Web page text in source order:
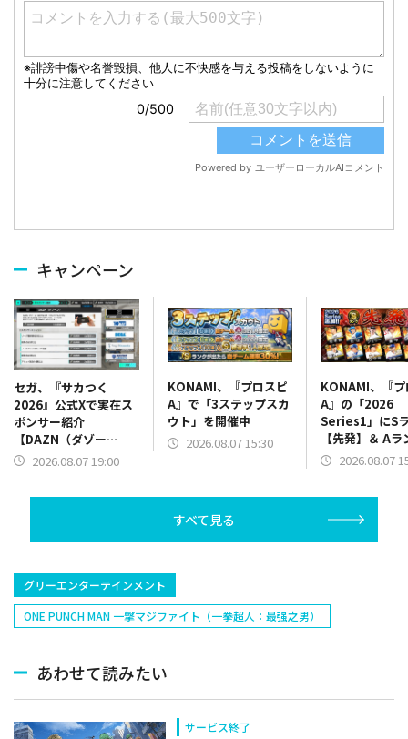
キャンペーン
セガ、『サカつく
2026』公式Xで実在ス
ポンサー紹介
【DAZN（ダゾー
ン）】篇をポスト
2026.08.07 19:00
KONAMI、『プロスピ
A』で「3ステップスカ
ウト」を開催中
2026.08.07 15:30
KONAMI、『
A』の「2026
Series1」にS
【先発】＆ Aラ
【野手】新登
塁手)、持丸泰
捕手)など
2026.08.07
すべて見る
グリーエンターテインメント
ONE PUNCH MAN 一撃マジファイト（一拳超人：最强之男）
あわせて読みたい
サービス終了